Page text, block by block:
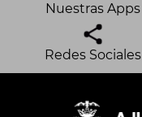
Nuestras Apps
Redes Sociales